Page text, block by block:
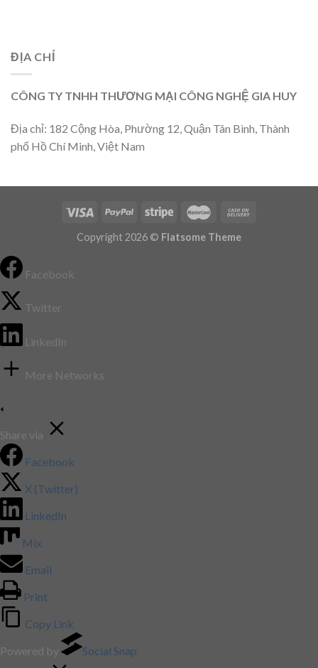
ĐỊA CHỈ
CÔNG TY TNHH THƯƠNG MẠI CÔNG NGHỆ GIA HUY
Địa chỉ: 182 Cộng Hòa, Phường 12, Quận Tân Bình, Thành
phố Hồ Chí Minh, Việt Nam
Copyright 2026 © Flatsome Theme
Facebook
Twitter
LinkedIn
More Networks
Share via
Facebook
X (Twitter)
LinkedIn
Mix
Email
Print
Copy Link
Powered by
Social Snap